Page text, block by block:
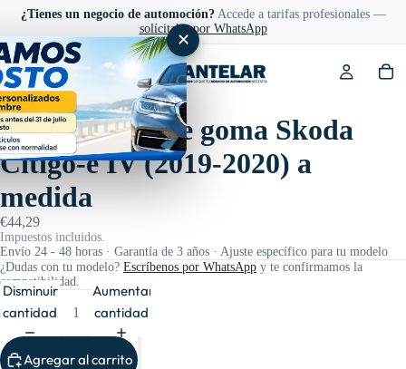
¿Tienes un negocio de automoción?Accede a tarifas profesionales —
solícitalas por WhatsApp
✕
Ref: FG411777
Alfombrillas de goma Skoda
Citigo-e IV (2019-2020) a
medida
€44,29
Impuestos incluidos.
Envío 24 - 48 horas · Garantía de 3 años · Ajuste específico para tu modelo
¿Dudas con tu modelo? Escríbenos por WhatsApp y te confirmamos la
compatibilidad.
Disminuir
cantidad
Aumentar
cantidad
Agregar al carrito